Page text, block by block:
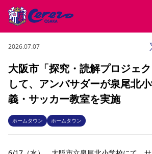
試合・チーム
試合について
試合日程 / 結果 順位表
チームについて
アカデミー
ハナサカプレーヤー 歴代所属選手
観戦する
チケット
チケット情報 販売スケジュール 価格・席種
クラブを知る
2026.07.07
大阪市「探究・読解プロジェ
して、アンバサダーが泉尾北
義・サッカー教室を実施
ホームタウン ホームタウン